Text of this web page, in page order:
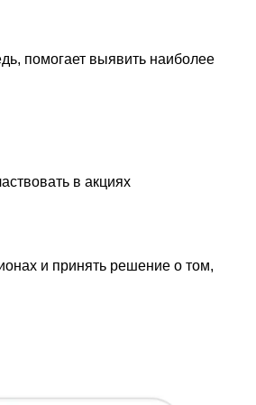
помогает выявить наиболее
в акциях
и принять решение о том,